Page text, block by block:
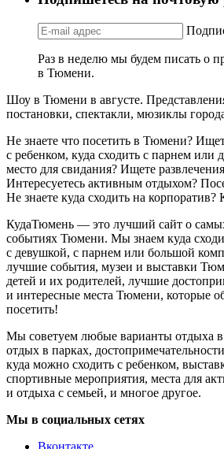
Раз в неделю мы будем писать о
в Тюмени.
Шоу в Тюмени в августе.
постановки, спектакли, мюзиклы
Не знаете что посетить в Тюмени?
с ребенком, куда сходить с парнем или
место для свидания? Ищете
Интересуетесь активным отдыхом?
Не знаете куда сходить на
КудаТюмень — это лучший сайт о
событиях Тюмени. Мы знаем куда
с девушкой, с парнем или большой
лучшие события, музеи и выставки
детей и их родителей, лучшие
и интересные места Тюмени, которые
посетить!
Мы советуем любые варианты отдыха
отдых в парках,
куда можно сходить с ребенком,
спортивные мероприятия, места для
и отдыха с семьей, и многое другое.
Мы в социальных сетях
Вконтакте